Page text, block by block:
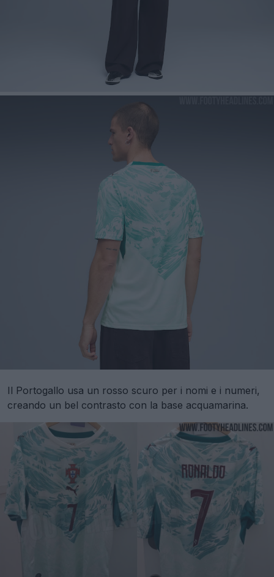
Il Portogallo usa un rosso scuro per i nomi e i numeri,
creando un bel contrasto con la base acquamarina.